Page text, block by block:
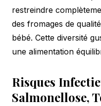
restreindre
des fromages de
bébé. Cette diversité
une alimentation
Risques
Salmonellose,